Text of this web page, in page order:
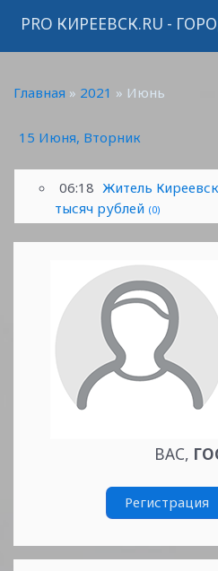
PRO КИРЕЕВСК.RU -
Главная » 2021 » Июнь
15 Июня, Вторник
06:18 Житель
тысяч рублей (0)
ВАС,
Регистрация